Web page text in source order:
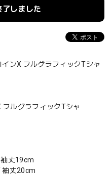
しました
ンX フルグラフィックTシャ
ルグラフィックTシャ
丈19cm
袖丈20cm